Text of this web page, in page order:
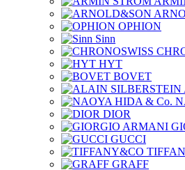
OPHION
Sinn
HYT
BOVET
DIOR
GUCCI
GRAFF